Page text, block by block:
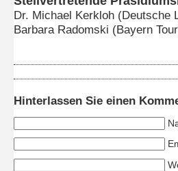
Dr. Michael Kerkloh (Deutsche
Barbara Radomski (Bayern
Hinterlassen Sie einen